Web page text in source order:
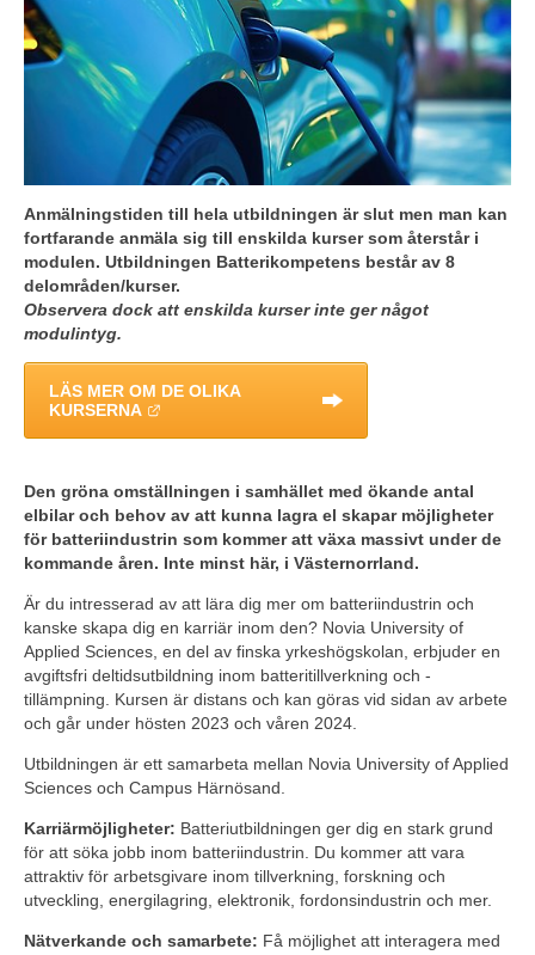
Anmälningstiden till hela utbildningen är slut men man kan
fortfarande anmäla sig till enskilda kurser som återstår i
modulen. Utbildningen Batterikompetens består av 8
delområden/kurser.
Observera dock att enskilda kurser inte ger något
modulintyg.
LÄS MER OM DE OLIKA
KURSERNA
LÄNK TILL ANNAN WEBBPLATS.
Den gröna omställningen i samhället med ökande antal
elbilar och behov av att kunna lagra el skapar möjligheter
för batteriindustrin som kommer att växa massivt under de
kommande åren. Inte minst här, i Västernorrland.
Är du intresserad av att lära dig mer om batteriindustrin och
kanske skapa dig en karriär inom den? Novia University of
Applied Sciences, en del av finska yrkeshögskolan, erbjuder en
avgiftsfri deltidsutbildning inom batteritillverkning och -
tillämpning. Kursen är distans och kan göras vid sidan av arbete
och går under hösten 2023 och våren 2024.
Utbildningen är ett samarbeta mellan Novia University of Applied
Sciences och Campus Härnösand.
Karriärmöjligheter: Batteriutbildningen ger dig en stark grund
för att söka jobb inom batteriindustrin. Du kommer att vara
attraktiv för arbetsgivare inom tillverkning, forskning och
utveckling, energilagring, elektronik, fordonsindustrin och mer.
Nätverkande och samarbete: Få möjlighet att interagera med